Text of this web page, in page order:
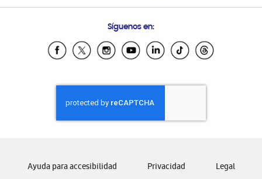
Samsung Ecuador
Samsung El Salvador
Samsung Honduras
Samsung Nicaragua
Samsung Panamá
Samsung Venezuela
Síguenos en:
Ayuda para accesibilidad Privacidad Legal